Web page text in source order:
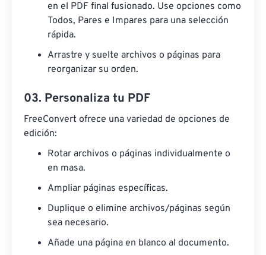
en el PDF final fusionado. Use opciones como
Todos, Pares e Impares para una selección
rápida.
Arrastre y suelte archivos o páginas para
reorganizar su orden.
03. Personaliza tu PDF
FreeConvert ofrece una variedad de opciones de
edición:
Rotar archivos o páginas individualmente o
en masa.
Ampliar páginas específicas.
Duplique o elimine archivos/páginas según
sea necesario.
Añade una página en blanco al documento.